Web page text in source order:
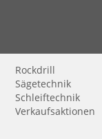
Rockdrill
Sägetechnik
Schleiftechnik
Verkaufsaktionen